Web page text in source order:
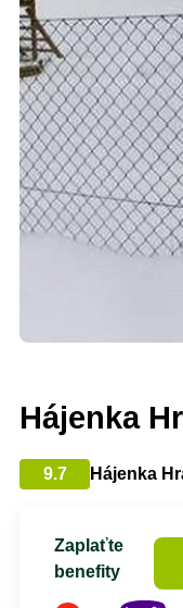
Hájenka
9.7 Hájenka
Zaplaťte
benefity